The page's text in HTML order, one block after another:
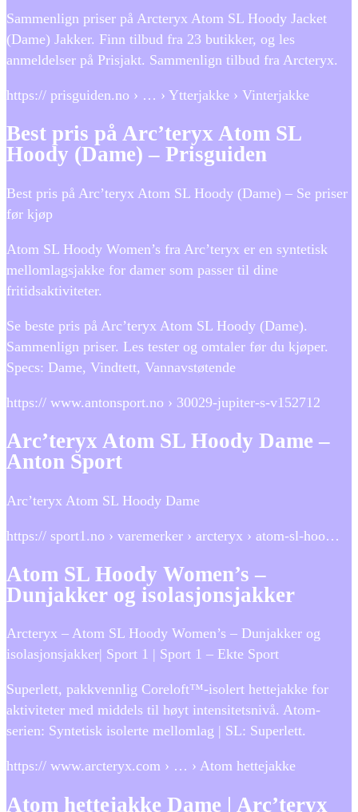
Sammenlign priser på Arcteryx Atom SL Hoody Jacket
(Dame) Jakker. Finn tilbud fra 23 butikker, og les
anmeldelser på Prisjakt. Sammenlign tilbud fra Arcteryx.
https:// prisguiden.no › … › Ytterjakke › Vinterjakke
Best pris på Arc’teryx Atom SL
Hoody (Dame) – Prisguiden
Best pris på Arc’teryx Atom SL Hoody (Dame) – Se priser
før kjøp
Atom SL Hoody Women’s fra Arc’teryx er en syntetisk
mellomlagsjakke for damer som passer til dine
fritidsaktiviteter.
Se beste pris på Arc’teryx Atom SL Hoody (Dame).
Sammenlign priser. Les tester og omtaler før du kjøper.
Specs: Dame, Vindtett, Vannavstøtende
https:// www.antonsport.no › 30029-jupiter-s-v152712
Arc’teryx Atom SL Hoody Dame –
Anton Sport
Arc’teryx Atom SL Hoody Dame
https:// sport1.no › varemerker › arcteryx › atom-sl-hoo…
Atom SL Hoody Women’s –
Dunjakker og isolasjonsjakker
Arcteryx – Atom SL Hoody Women’s – Dunjakker og
isolasjonsjakker| Sport 1 | Sport 1 – Ekte Sport
Superlett, pakkvennlig Coreloft™-isolert hettejakke for
aktiviteter med middels til høyt intensitetsnivå. Atom-
serien: Syntetisk isolerte mellomlag | SL: Superlett.
https:// www.arcteryx.com › … › Atom hettejakke
Atom hettejakke Dame | Arc’teryx